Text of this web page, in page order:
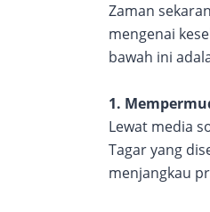
Zaman
mengenai
bawah ini
1.
Lewat media
Tagar yang
menjangkau